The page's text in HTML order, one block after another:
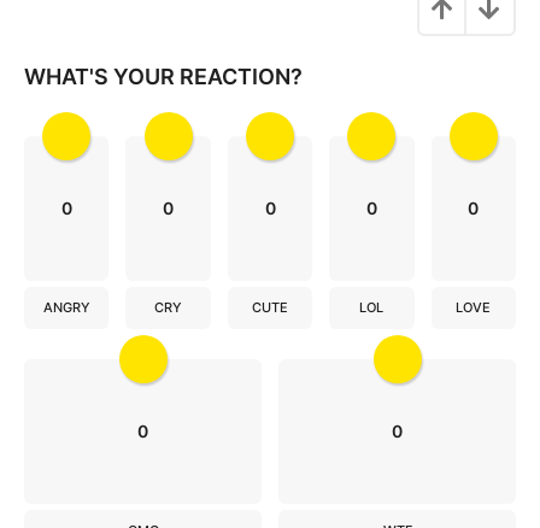
WHAT'S YOUR REACTION?
0
ANGRY
0
CRY
0
CUTE
0
LOL
0
LOVE
0 0